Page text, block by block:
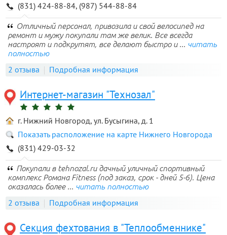
(831) 424-88-84, (987) 544-88-84
Отличный персонал, привозила и свой велосипед на
ремонт и мужу покупали там же велик. Все всегда
настроят и подкрутят, все делают быстро и ... читать
полностью
2 отзыва Подробная информация
Интернет-магазин "Технозал"
г. Нижний Новгород, ул. Бусыгина, д. 1
Показать расположение на карте Нижнего Новгорода
(831) 429-03-32
Покупали в tehnozal.ru дачный уличный спортивный
комплекс Романа Fitness (под заказ, срок - дней 5-6). Цена
оказалась более ... читать полностью
2 отзыва Подробная информация
Секция фехтования в "Теплообменнике"